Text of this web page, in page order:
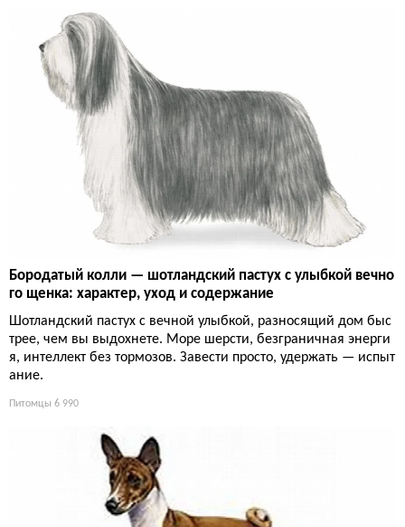
Бородатый колли — шотландский пастух с улыбкой вечно
го щенка: характер, уход и содержание
Шотландский пастух с вечной улыбкой, разносящий дом быс
трее, чем вы выдохнете. Море шерсти, безграничная энерги
я, интеллект без тормозов. Завести просто, удержать — испыт
ание.
Питомцы 6 990